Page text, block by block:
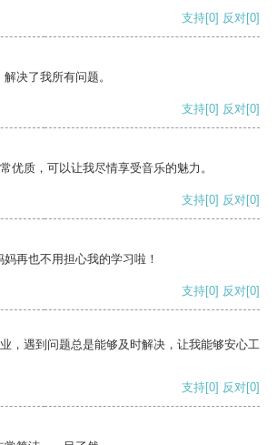
支持[0] 反对[0]
决了我所有问题。
支持[0] 反对[0]
优质，可以让我尽情享受音乐的魅力。
支持[0] 反对[0]
再也不用担心我的学习啦！
支持[0] 反对[0]
，遇到问题总是能够及时解决，让我能够安心工
支持[0] 反对[0]